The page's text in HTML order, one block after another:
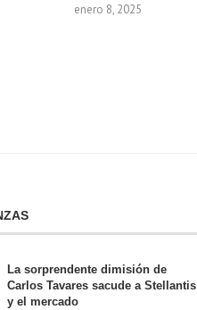
enero 8, 2025
La sorprendente dimisión de
Carlos Tavares sacude a Stellantis
y el mercado